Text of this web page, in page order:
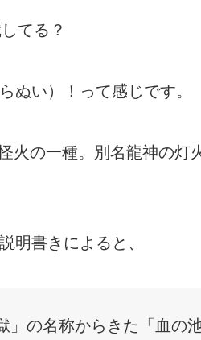
てる？
ぬい）！って感じです。
火の一種。別名龍神の灯
明書きによると、
」の名称からきた「血の